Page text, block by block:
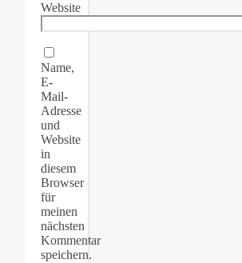
Website
Name,
E-
Mail-
Adresse
und
Website
in
diesem
Browser
für
meinen
nächsten
Kommentar
speichern.